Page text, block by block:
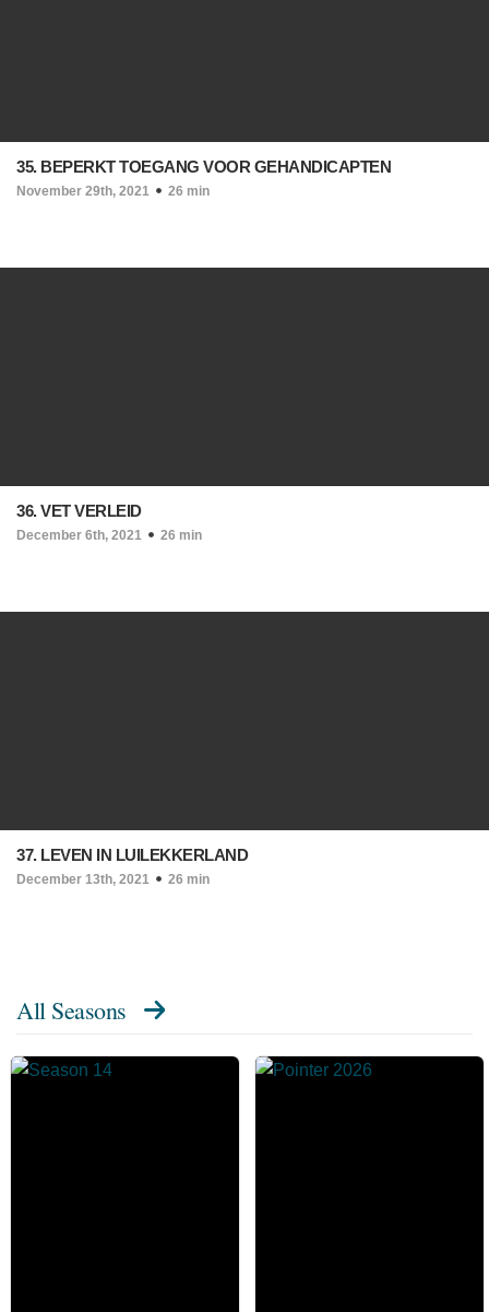
35. BEPERKT TOEGANG VOOR GEHANDICAPTEN
November 29th, 2021 26 min
36. VET VERLEID
December 6th, 2021 26 min
37. LEVEN IN LUILEKKERLAND
December 13th, 2021 26 min
All Seasons